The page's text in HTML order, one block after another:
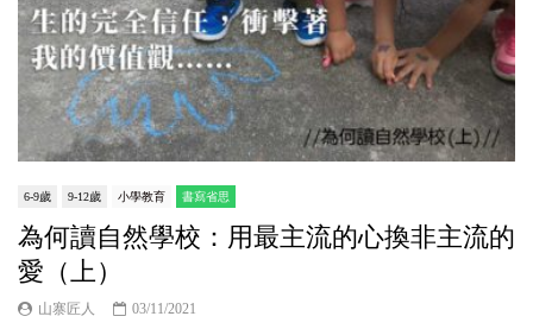
6-9歲 9-12歲 小學教育 書寫省思
為何讀自然學校：用最主流的心換非主流的
愛（上）
山寨匠人 03/11/2021